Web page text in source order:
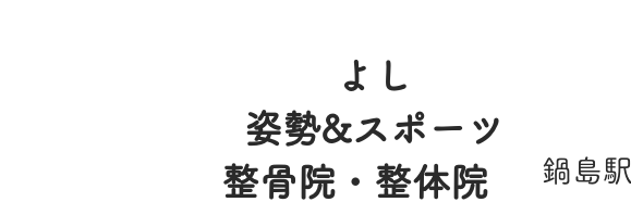
よし
姿勢&スポーツ
整骨院・整体院
​鍋島駅